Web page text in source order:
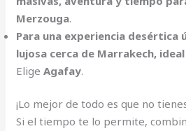
Merzouga.
Para una experiencia desértica
lujosa cerca de Marrakech,
EligeAgafay.
¡Lo mejor de todo es que no
Si el tiempo te lo permite,